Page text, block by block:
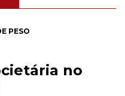
PESO
no